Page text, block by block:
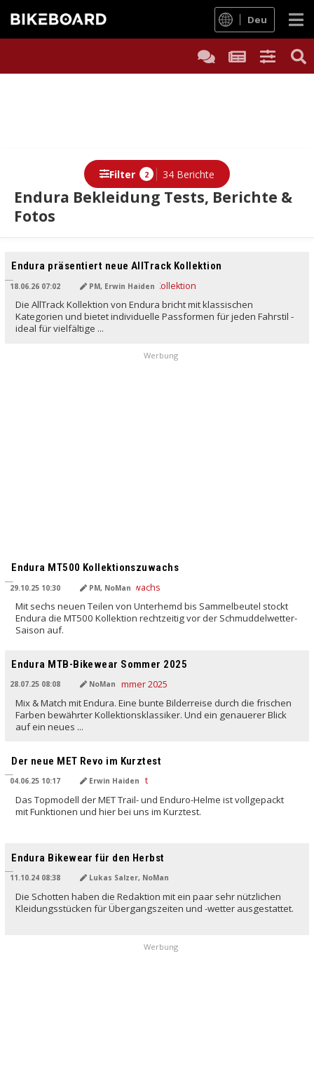
Deu
Endura Bekleidung Tests, Berichte &
Fotos
Filter 2 34 Berichte
Berichte
Endura präsentiert neue AllTrack Kollektion
18.06.26 07:02 PM, Erwin Haiden
Die AllTrack Kollektion von Endura bricht mit klassischen
Kategorien und bietet individuelle Passformen für jeden Fahrstil -
ideal für vielfältige ...
Werbung
Endura MT500 Kollektionszuwachs
29.10.25 10:30 PM, NoMan
Mit sechs neuen Teilen von Unterhemd bis Sammelbeutel stockt
Endura die MT500 Kollektion rechtzeitig vor der Schmuddelwetter-
Saison auf.
Endura MTB-Bikewear Sommer 2025
28.07.25 08:08 NoMan
Mix & Match mit Endura. Eine bunte Bilderreise durch die frischen
Farben bewährter Kollektionsklassiker. Und ein genauerer Blick
auf ein neues ...
Der neue MET Revo im Kurztest
04.06.25 10:17 Erwin Haiden
Das Topmodell der MET Trail- und Enduro-Helme ist vollgepackt
mit Funktionen und hier bei uns im Kurztest.
Endura Bikewear für den Herbst
11.10.24 08:38 Lukas Salzer, NoMan
Die Schotten haben die Redaktion mit ein paar sehr nützlichen
Kleidungsstücken für Übergangszeiten und -wetter ausgestattet.
Werbung